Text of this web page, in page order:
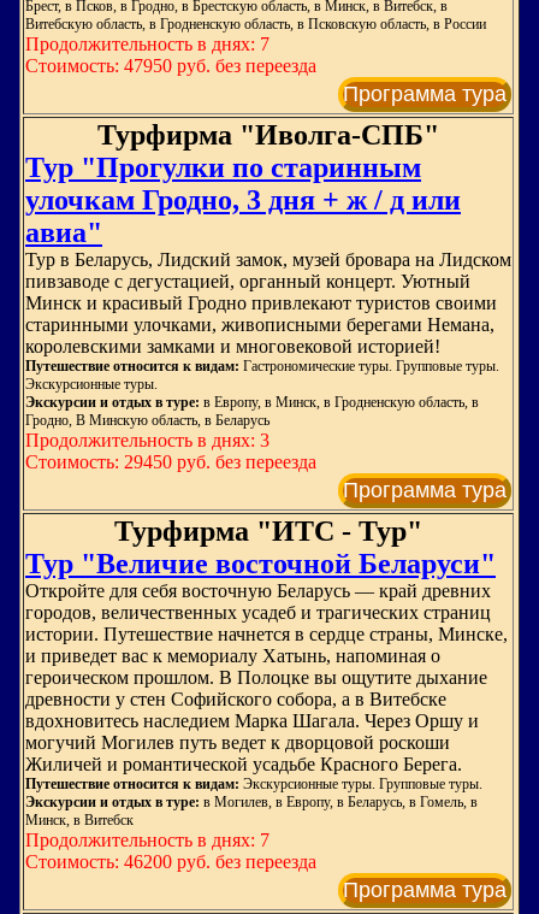
Брест, в Псков, в Гродно, в Брестскую область, в Минск, в Витебск, в
Витебскую область, в Гродненскую область, в Псковскую область, в России
Продолжительность в днях: 7
Стоимость: 47950 руб. без переезда
Программа тура
Турфирма "Иволга-СПБ"
Тур "Прогулки по старинным
улочкам Гродно, 3 дня + ж / д или
авиа"
Тур в Беларусь, Лидский замок, музей бровара на Лидском
пивзаводе с дегустацией, органный концерт. Уютный
Минск и красивый Гродно привлекают туристов своими
старинными улочками, живописными берегами Немана,
королевскими замками и многовековой историей!
Путешествие относится к видам: Гастрономические туры. Групповые туры.
Экскурсионные туры.
Экскурсии и отдых в туре: в Европу, в Минск, в Гродненскую область, в
Гродно, В Минскую область, в Беларусь
Продолжительность в днях: 3
Стоимость: 29450 руб. без переезда
Программа тура
Турфирма "ИТС - Тур"
Тур "Величие восточной Беларуси"
Откройте для себя восточную Беларусь — край древних
городов, величественных усадеб и трагических страниц
истории. Путешествие начнется в сердце страны, Минске,
и приведет вас к мемориалу Хатынь, напоминая о
героическом прошлом. В Полоцке вы ощутите дыхание
древности у стен Софийского собора, а в Витебске
вдохновитесь наследием Марка Шагала. Через Оршу и
могучий Могилев путь ведет к дворцовой роскоши
Жиличей и романтической усадьбе Красного Берега.
Путешествие относится к видам: Экскурсионные туры. Групповые туры.
Экскурсии и отдых в туре: в Могилев, в Европу, в Беларусь, в Гомель, в
Минск, в Витебск
Продолжительность в днях: 7
Стоимость: 46200 руб. без переезда
Программа тура